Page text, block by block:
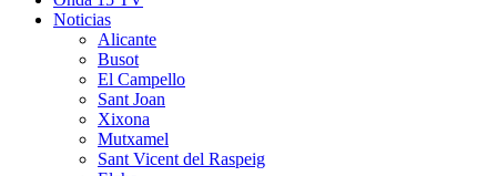
Noticias
Alicante
Busot
El Campello
Sant Joan
Xixona
Mutxamel
Sant Vicent del Raspeig